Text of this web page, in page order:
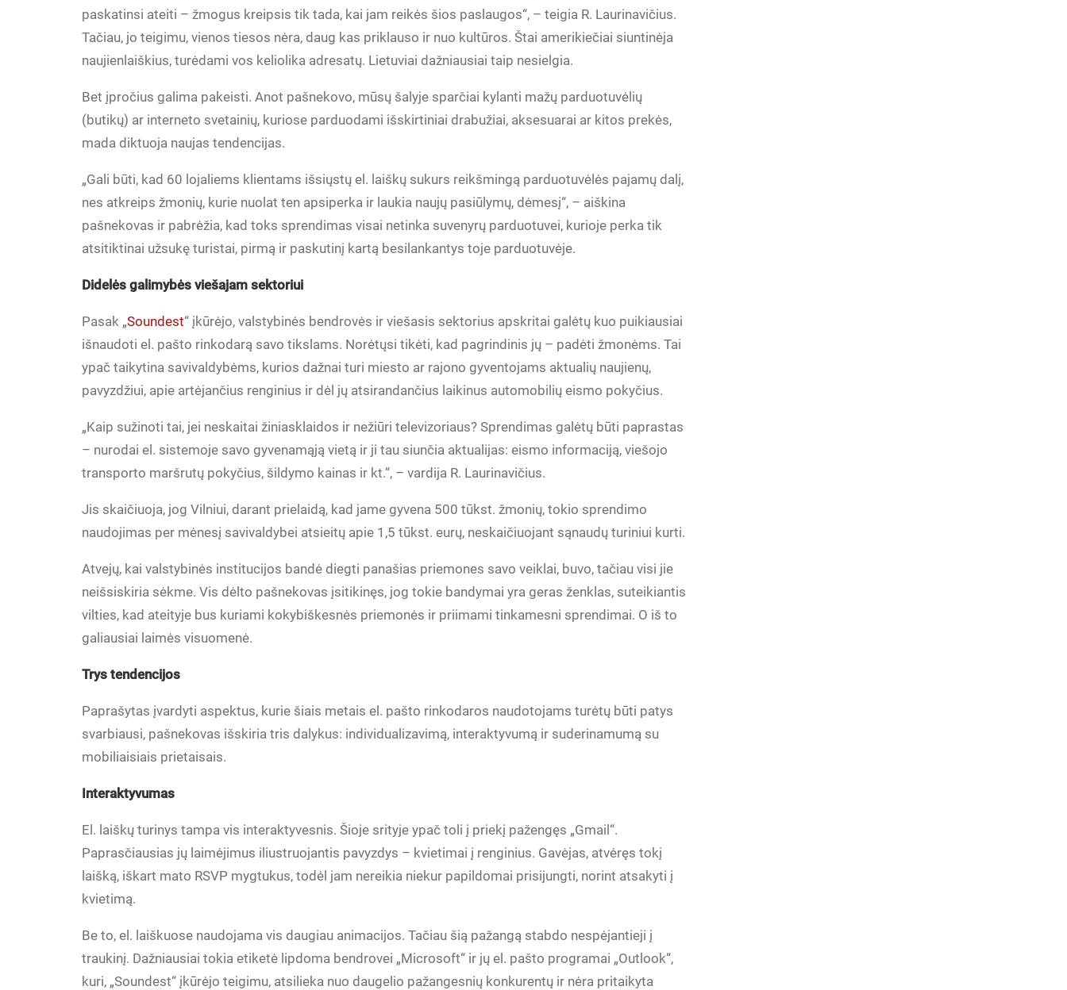
paskatinsi ateiti – žmogus kreipsis tik tada, kai jam reikės šios paslaugos“, – teigia R. Laurinavičius.
Tačiau, jo teigimu, vienos tiesos nėra, daug kas priklauso ir nuo kultūros. Štai amerikiečiai siuntinėja
naujienlaiškius, turėdami vos keliolika adresatų. Lietuviai dažniausiai taip nesielgia.
Bet įpročius galima pakeisti. Anot pašnekovo, mūsų šalyje sparčiai kylanti mažų parduotuvėlių
(butikų) ar interneto svetainių, kuriose parduodami išskirtiniai drabužiai, aksesuarai ar kitos prekės,
mada diktuoja naujas tendencijas.
„Gali būti, kad 60 lojaliems klientams išsiųstų el. laiškų sukurs reikšmingą parduotuvėlės pajamų dalį,
nes atkreips žmonių, kurie nuolat ten apsiperka ir laukia naujų pasiūlymų, dėmesį“, – aiškina
pašnekovas ir pabrėžia, kad toks sprendimas visai netinka suvenyrų parduotuvei, kurioje perka tik
atsitiktinai užsukę turistai, pirmą ir paskutinį kartą besilankantys toje parduotuvėje.
Didelės galimybės viešajam sektoriui
Pasak „Soundest“ įkūrėjo, valstybinės bendrovės ir viešasis sektorius apskritai galėtų kuo puikiausiai
išnaudoti el. pašto rinkodarą savo tikslams. Norėtųsi tikėti, kad pagrindinis jų – padėti žmonėms. Tai
ypač taikytina savivaldybėms, kurios dažnai turi miesto ar rajono gyventojams aktualių naujienų,
pavyzdžiui, apie artėjančius renginius ir dėl jų atsirandančius laikinus automobilių eismo pokyčius.
„Kaip sužinoti tai, jei neskaitai žiniasklaidos ir nežiūri televizoriaus? Sprendimas galėtų būti paprastas
– nurodai el. sistemoje savo gyvenamąją vietą ir ji tau siunčia aktualijas: eismo informaciją, viešojo
transporto maršrutų pokyčius, šildymo kainas ir kt.“, – vardija R. Laurinavičius.
Jis skaičiuoja, jog Vilniui, darant prielaidą, kad jame gyvena 500 tūkst. žmonių, tokio sprendimo
naudojimas per mėnesį savivaldybei atsieitų apie 1,5 tūkst. eurų, neskaičiuojant sąnaudų turiniui kurti.
Atvejų, kai valstybinės institucijos bandė diegti panašias priemones savo veiklai, buvo, tačiau visi jie
neišsiskiria sėkme. Vis dėlto pašnekovas įsitikinęs, jog tokie bandymai yra geras ženklas, suteikiantis
vilties, kad ateityje bus kuriami kokybiškesnės priemonės ir priimami tinkamesni sprendimai. O iš to
galiausiai laimės visuomenė.
Trys tendencijos
Paprašytas įvardyti aspektus, kurie šiais metais el. pašto rinkodaros naudotojams turėtų būti patys
svarbiausi, pašnekovas išskiria tris dalykus: individualizavimą, interaktyvumą ir suderinamumą su
mobiliaisiais prietaisais.
Interaktyvumas
El. laiškų turinys tampa vis interaktyvesnis. Šioje srityje ypač toli į priekį pažengęs „Gmail“.
Paprasčiausias jų laimėjimus iliustruojantis pavyzdys – kvietimai į renginius. Gavėjas, atvėręs tokį
laišką, iškart mato RSVP mygtukus, todėl jam nereikia niekur papildomai prisijungti, norint atsakyti į
kvietimą.
Be to, el. laiškuose naudojama vis daugiau animacijos. Tačiau šią pažangą stabdo nespėjantieji į
traukinį. Dažniausiai tokia etiketė lipdoma bendrovei „Microsoft“ ir jų el. pašto programai „Outlook“,
kuri, „Soundest“ įkūrėjo teigimu, atsilieka nuo daugelio pažangesnių konkurentų ir nėra pritaikyta